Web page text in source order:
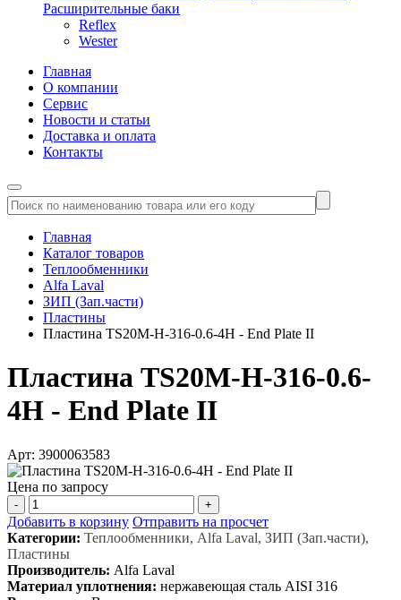
Расширительные баки
Reflex
Wester
Главная
О компании
Сервис
Новости и статьи
Доставка и оплата
Контакты
Главная
Каталог товаров
Теплообменники
Alfa Laval
ЗИП (Зап.части)
Пластины
Пластина TS20M-H-316-0.6-4H - End Plate II
Пластина TS20M-H-316-0.6-
4H - End Plate II
Арт: 3900063583
Цена по запросу
- +
Добавить в корзину Отправить на просчет
Категории: Теплообменники, Alfa Laval, ЗИП (Зап.части),
Пластины
Производитель: Alfa Laval
Материал уплотнения: нержавеющая сталь AISI 316